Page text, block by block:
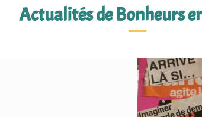
Actualités de Bonheurs